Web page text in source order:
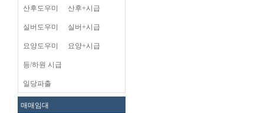
산후도우미 산후+시급
실버도우미 실버+시급
요양도우미 요양+시급
등/하원 시급
일당파출
매매임대